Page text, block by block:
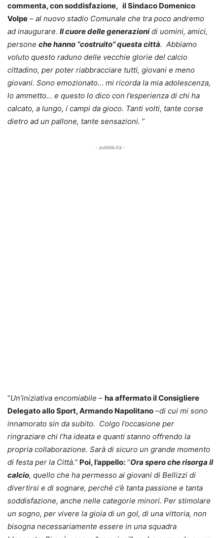
commenta, con soddisfazione, il Sindaco Domenico
Volpe – al nuovo stadio Comunale che tra poco andremo
ad inaugurare. Il cuore delle generazionidi uomini, amici,
persone che hanno “costruito” questa città. Abbiamo
voluto questo raduno delle vecchie glorie del calcio
cittadino, per poter riabbracciare tutti, giovani e meno
giovani. Sono emozionato… mi ricorda la mia adolescenza,
lo ammetto… e questo lo dico con l’esperienza di chi ha
calcato, a lungo, i campi da gioco. Tanti volti, tante corse
dietro ad un pallone, tante sensazioni. ”
- pubblicità -
“Un’iniziativa encomiabile – ha affermato il Consigliere
Delegato allo Sport, Armando Napolitano –di cui mi sono
innamorato sin da subito. Colgo l’occasione per
ringraziare chi l’ha ideata e quanti stanno offrendo la
propria collaborazione. Sarà di sicuro un grande momento
di festa per la Città.” Poi, l’appello: “Ora spero che risorga il
calcio, quello che ha permesso ai giovani di Bellizzi di
divertirsi e di sognare, perché c’è tanta passione e tanta
soddisfazione, anche nelle categorie minori. Per stimolare
un sogno, per vivere la gioia di un gol, di una vittoria, non
bisogna necessariamente essere in una squadra